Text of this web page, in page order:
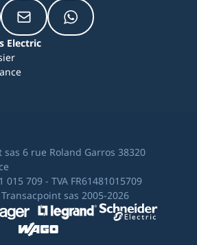
Electric
sas 6 rue Roland Garros 38320
015 709 - TVA FR61481015709
sas 2005-2026